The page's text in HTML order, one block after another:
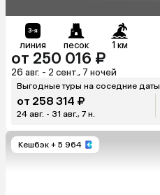
линия песок 1 км
от 250 016 ₽
26 авг. - 2 сент., 7 ночей
Выгодные туры на соседние даты
от 258 314 ₽
24 авг. - 31 авг., 7 н.
Кешбэк + 5 964